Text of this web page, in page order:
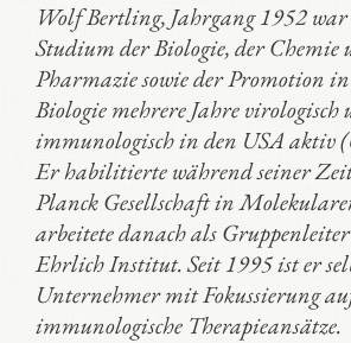
Wolf Bertling, Jahrgang 1952 war
Studium der Biologie, der Chemie
Pharmazie sowie der Promotion
Biologie mehrere Jahre virologisch
immunologisch in den USA aktiv
Er habilitierte während seiner
Planck Gesellschaft in
arbeitete danach als
Ehrlich Institut. Seit 1995 ist er
Unternehmer mit Fokussierung
immunologische Therapieansätze.